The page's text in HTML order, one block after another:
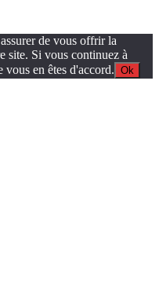
de vous offrir la
site. Si vous continuez à
vous en êtes d'accord. Ok